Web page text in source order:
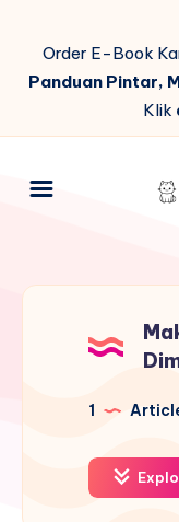
Order E-Book
Panduan Pintar,
Klik
1